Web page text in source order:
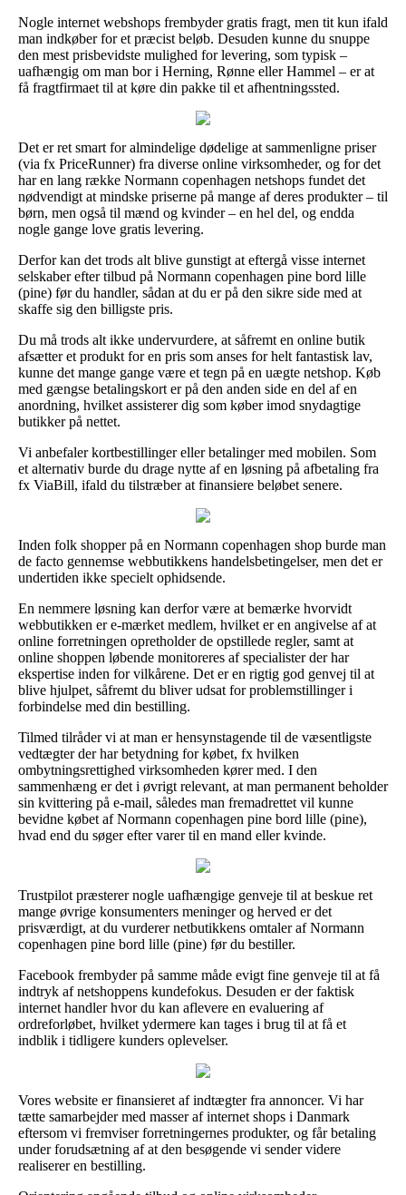
Nogle internet webshops frembyder gratis fragt, men tit kun ifald
man indkøber for et præcist beløb. Desuden kunne du snuppe
den mest prisbevidste mulighed for levering, som typisk –
uafhængig om man bor i Herning, Rønne eller Hammel – er at
få fragtfirmaet til at køre din pakke til et afhentningssted.
Det er ret smart for almindelige dødelige at sammenligne priser
(via fx PriceRunner) fra diverse online virksomheder, og for det
har en lang række Normann copenhagen netshops fundet det
nødvendigt at mindske priserne på mange af deres produkter – til
børn, men også til mænd og kvinder – en hel del, og endda
nogle gange love gratis levering.
Derfor kan det trods alt blive gunstigt at eftergå visse internet
selskaber efter tilbud på Normann copenhagen pine bord lille
(pine) før du handler, sådan at du er på den sikre side med at
skaffe sig den billigste pris.
Du må trods alt ikke undervurdere, at såfremt en online butik
afsætter et produkt for en pris som anses for helt fantastisk lav,
kunne det mange gange være et tegn på en uægte netshop. Køb
med gængse betalingskort er på den anden side en del af en
anordning, hvilket assisterer dig som køber imod snydagtige
butikker på nettet.
Vi anbefaler kortbestillinger eller betalinger med mobilen. Som
et alternativ burde du drage nytte af en løsning på afbetaling fra
fx ViaBill, ifald du tilstræber at finansiere beløbet senere.
Inden folk shopper på en Normann copenhagen shop burde man
de facto gennemse webbutikkens handelsbetingelser, men det er
undertiden ikke specielt ophidsende.
En nemmere løsning kan derfor være at bemærke hvorvidt
webbutikken er e-mærket medlem, hvilket er en angivelse af at
online forretningen opretholder de opstillede regler, samt at
online shoppen løbende monitoreres af specialister der har
ekspertise inden for vilkårene. Det er en rigtig god genvej til at
blive hjulpet, såfremt du bliver udsat for problemstillinger i
forbindelse med din bestilling.
Tilmed tilråder vi at man er hensynstagende til de væsentligste
vedtægter der har betydning for købet, fx hvilken
ombytningsrettighed virksomheden kører med. I den
sammenhæng er det i øvrigt relevant, at man permanent beholder
sin kvittering på e-mail, således man fremadrettet vil kunne
bevidne købet af Normann copenhagen pine bord lille (pine),
hvad end du søger efter varer til en mand eller kvinde.
Trustpilot præsterer nogle uafhængige genveje til at beskue ret
mange øvrige konsumenters meninger og herved er det
prisværdigt, at du vurderer netbutikkens omtaler af Normann
copenhagen pine bord lille (pine) før du bestiller.
Facebook frembyder på samme måde evigt fine genveje til at få
indtryk af netshoppens kundefokus. Desuden er der faktisk
internet handler hvor du kan aflevere en evaluering af
ordreforløbet, hvilket ydermere kan tages i brug til at få et
indblik i tidligere kunders oplevelser.
Vores website er finansieret af indtægter fra annoncer. Vi har
tætte samarbejder med masser af internet shops i Danmark
eftersom vi fremviser forretningernes produkter, og får betaling
under forudsætning af at den besøgende vi sender videre
realiserer en bestilling.